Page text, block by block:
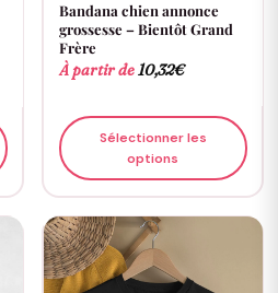
Bandana chien annonce
grossesse – Bientôt Grand
Frère
À partir de10,32€
Sélectionner les
options